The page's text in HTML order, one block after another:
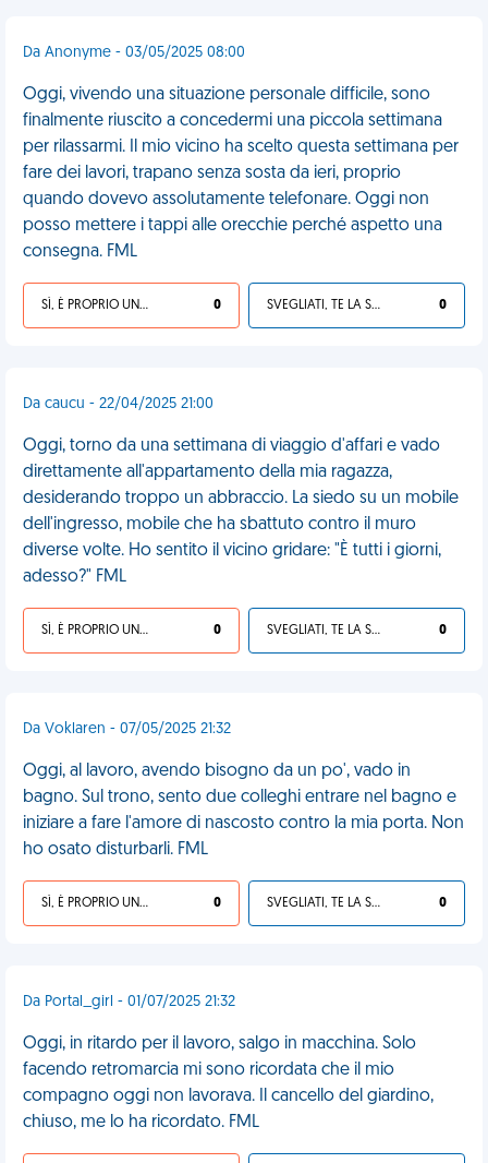
Da Anonyme - 03/05/2025 08:00
Oggi, vivendo una situazione personale difficile, sono
finalmente riuscito a concedermi una piccola settimana
per rilassarmi. Il mio vicino ha scelto questa settimana per
fare dei lavori, trapano senza sosta da ieri, proprio
quando dovevo assolutamente telefonare. Oggi non
posso mettere i tappi alle orecchie perché aspetto una
consegna. FML
SÌ, È PROPRIO UNA VDM! 0 SVEGLIATI, TE LA SEI CERCATA! 0
Da caucu - 22/04/2025 21:00
Oggi, torno da una settimana di viaggio d'affari e vado
direttamente all'appartamento della mia ragazza,
desiderando troppo un abbraccio. La siedo su un mobile
dell'ingresso, mobile che ha sbattuto contro il muro
diverse volte. Ho sentito il vicino gridare: "È tutti i giorni,
adesso?" FML
SÌ, È PROPRIO UNA VDM! 0 SVEGLIATI, TE LA SEI CERCATA! 0
Da Voklaren - 07/05/2025 21:32
Oggi, al lavoro, avendo bisogno da un po', vado in
bagno. Sul trono, sento due colleghi entrare nel bagno e
iniziare a fare l'amore di nascosto contro la mia porta. Non
ho osato disturbarli. FML
SÌ, È PROPRIO UNA VDM! 0 SVEGLIATI, TE LA SEI CERCATA! 0
Da Portal_girl - 01/07/2025 21:32
Oggi, in ritardo per il lavoro, salgo in macchina. Solo
facendo retromarcia mi sono ricordata che il mio
compagno oggi non lavorava. Il cancello del giardino,
chiuso, me lo ha ricordato. FML